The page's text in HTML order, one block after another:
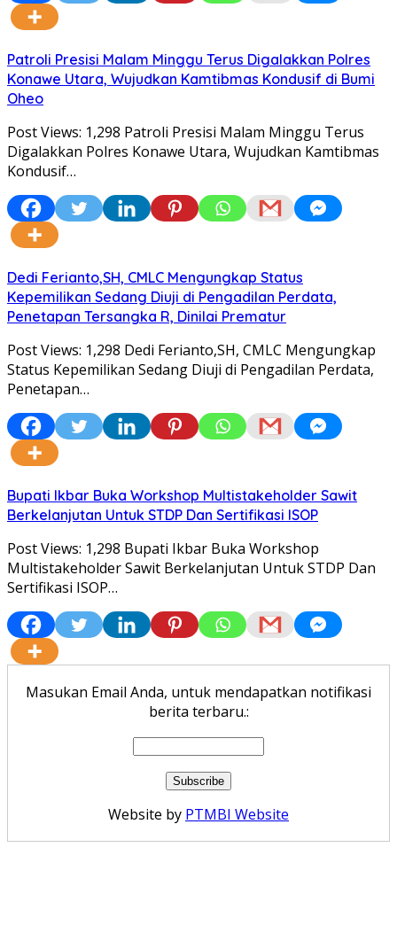
Patroli Presisi Malam Minggu Terus Digalakkan Polres
Konawe Utara, Wujudkan Kamtibmas Kondusif di Bumi
Oheo
Post Views: 1,298 Patroli Presisi Malam Minggu Terus
Digalakkan Polres Konawe Utara, Wujudkan Kamtibmas
Kondusif…
Dedi Ferianto,SH, CMLC Mengungkap Status
Kepemilikan Sedang Diuji di Pengadilan Perdata,
Penetapan Tersangka R, Dinilai Prematur
Post Views: 1,298 Dedi Ferianto,SH, CMLC Mengungkap
Status Kepemilikan Sedang Diuji di Pengadilan Perdata,
Penetapan…
Bupati Ikbar Buka Workshop Multistakeholder Sawit
Berkelanjutan Untuk STDP Dan Sertifikasi ISOP
Post Views: 1,298 Bupati Ikbar Buka Workshop
Multistakeholder Sawit Berkelanjutan Untuk STDP Dan
Sertifikasi ISOP…
Masukan Email Anda, untuk mendapatkan notifikasi
berita terbaru.:
Website by PTMBI Website